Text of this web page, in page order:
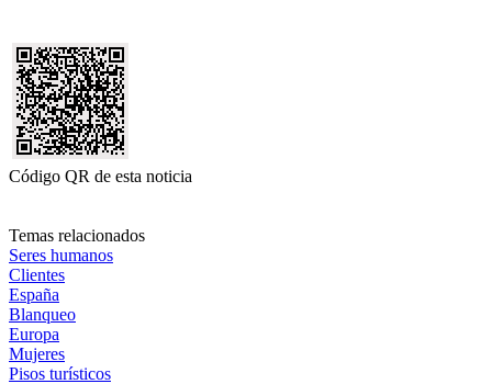
Código QR de esta noticia
Temas relacionados
Seres humanos
Clientes
España
Blanqueo
Europa
Mujeres
Pisos turísticos